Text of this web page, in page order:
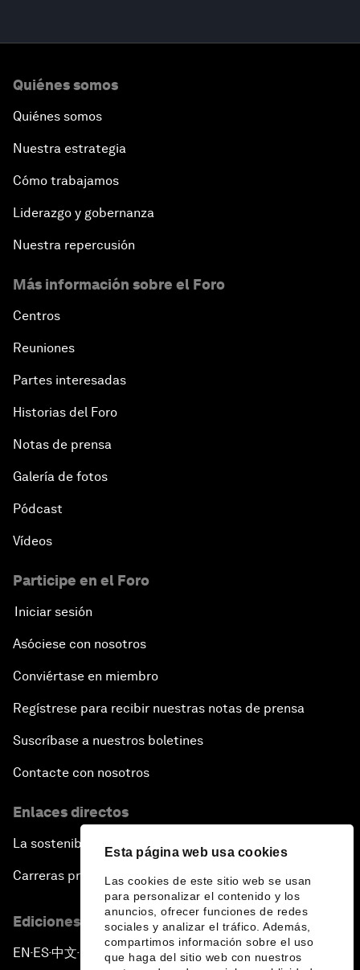
Esta página web usa cookies
Las cookies de este sitio web se usan
para personalizar el contenido y los
anuncios, ofrecer funciones de redes
sociales y analizar el tráfico. Además,
compartimos información sobre el uso
que haga del sitio web con nuestros
Quiénes somos
Quiénes somos
Nuestra estrategia
Cómo trabajamos
Liderazgo y gobernanza
Nuestra repercusión
Más información sobre el Foro
Centros
Reuniones
Partes interesadas
Historias del Foro
Notas de prensa
Galería de fotos
Pódcast
Vídeos
Participe en el Foro
Iniciar sesión
Asóciese con nosotros
Conviértase en miembro
Regístrese para recibir nuestras notas de prensa
Suscríbase a nuestros boletines
Contacte con nosotros
Enlaces directos
La sostenibilidad en el Foro
Carreras profesionales
Ediciones en otros idiomas
EN ▪ES▪中文▪ 日本語